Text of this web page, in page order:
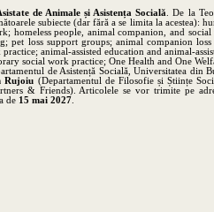
de Animale și Asistența Socială
. De la
subiecte (dar fără a se limita la acestea):
homeless people, animal companion, and
pet loss support groups; animal companion
animal-assisted education and animal-
social work practice; One Health and One
de Asistență Socială, Universitatea din
Rujoiu (Departamentul de Filosofie și Științe
& Friends). Articolele se vor trimite pe
de 15 mai 2027